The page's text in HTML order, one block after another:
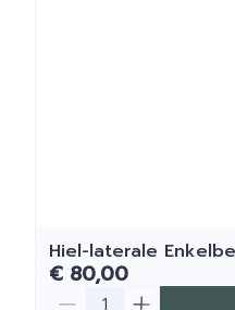
Hiel-laterale
€ 80,00
Aantal